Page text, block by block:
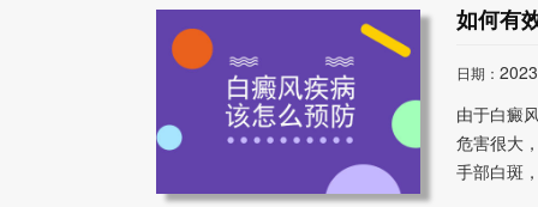
如何有
日期：
由于白癜
危害很大
手部白斑